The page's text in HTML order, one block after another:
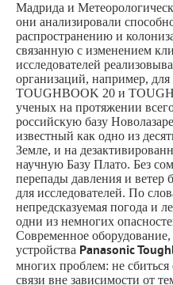
Мадрида и
они анализировали
распространению и
связанную с изменением
исследователей
организаций, например,
TOUGHBOOK 20 и
ученых на протяжении
российскую базу
известный как одно из
Земле, и на
научную Базу Плато. Без
перепады давления и
для исследователей. По
непредсказуемая погода и
одни из немногих
Современное
устройства Panasonic
многих проблем: не сбиться
связи вне зависимости от